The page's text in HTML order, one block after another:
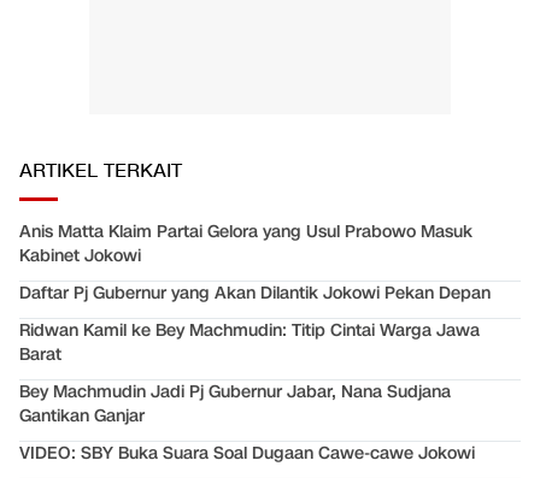
ARTIKEL TERKAIT
Anis Matta Klaim Partai Gelora yang Usul Prabowo Masuk
Kabinet Jokowi
Daftar Pj Gubernur yang Akan Dilantik Jokowi Pekan Depan
Ridwan Kamil ke Bey Machmudin: Titip Cintai Warga Jawa
Barat
Bey Machmudin Jadi Pj Gubernur Jabar, Nana Sudjana
Gantikan Ganjar
VIDEO: SBY Buka Suara Soal Dugaan Cawe-cawe Jokowi